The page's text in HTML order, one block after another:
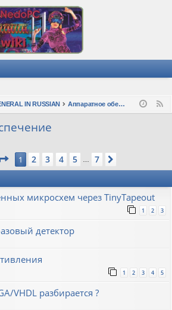
IN RUSSIAN Аппаратное обеспечение
Page 1of7
1 2 3 4 5 7
микросхем через TinyTapeout
1 2 3
детектор
1 2 3 4 5
VHDL разбирается ?